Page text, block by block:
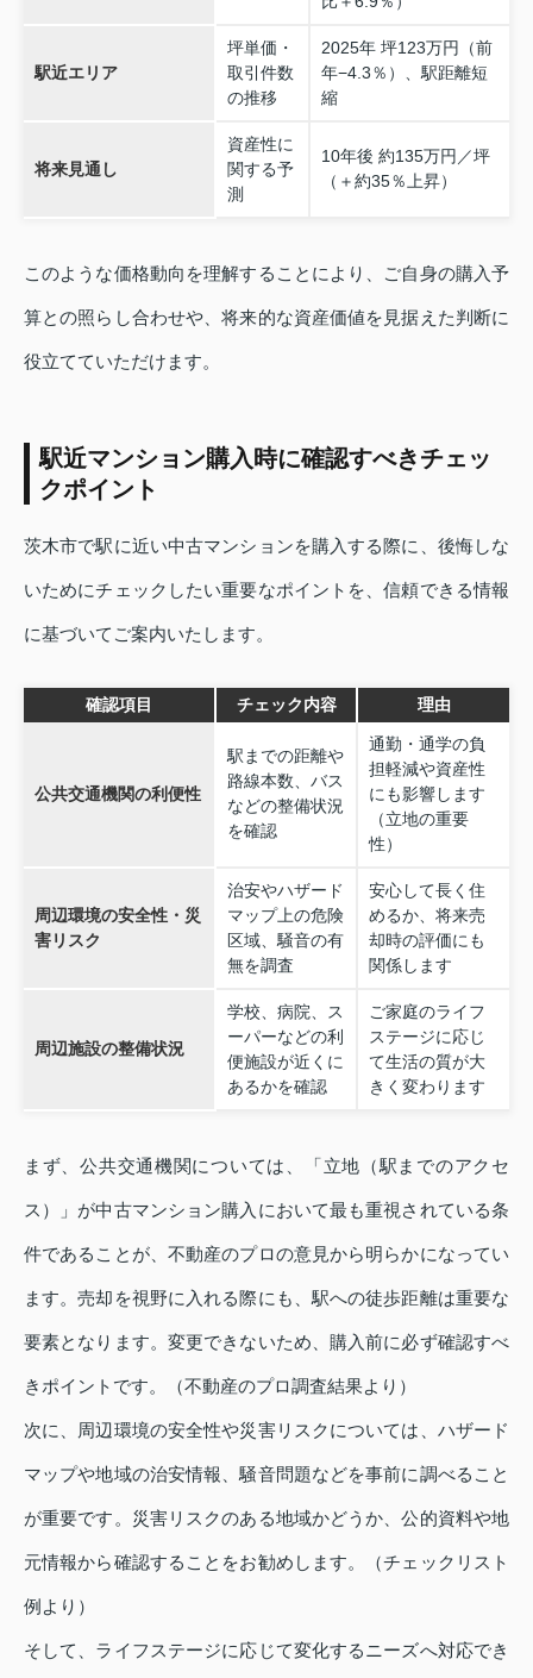
駅近エリア
坪単価・
取引件数
の推移
2025年 坪123万円（前
年−4.3％）、駅距離短
縮
将来見通し
資産性に
関する予
測
10年後 約135万円／坪
（＋約35％上昇）
このような価格動向を理解することにより、ご自身の購入予
算との照らし合わせや、将来的な資産価値を見据えた判断に
役立てていただけます。
駅近マンション購入時に確認すべきチェッ
クポイント
茨木市で駅に近い中古マンションを購入する際に、後悔しな
いためにチェックしたい重要なポイントを、信頼できる情報
に基づいてご案内いたします。
確認項目 チェック内容 理由
公共交通機関の利便性
駅までの距離や
路線本数、バス
などの整備状況
を確認
通勤・通学の負
担軽減や資産性
にも影響します
（立地の重要
性）
周辺環境の安全性・災
害リスク
治安やハザード
マップ上の危険
区域、騒音の有
無を調査
安心して長く住
めるか、将来売
却時の評価にも
関係します
周辺施設の整備状況
学校、病院、ス
ーパーなどの利
便施設が近くに
あるかを確認
ご家庭のライフ
ステージに応じ
て生活の質が大
きく変わります
まず、公共交通機関については、「立地（駅までのアクセ
ス）」が中古マンション購入において最も重視されている条
件であることが、不動産のプロの意見から明らかになってい
ます。売却を視野に入れる際にも、駅への徒歩距離は重要な
要素となります。変更できないため、購入前に必ず確認すべ
きポイントです。（不動産のプロ調査結果より）
次に、周辺環境の安全性や災害リスクについては、ハザード
マップや地域の治安情報、騒音問題などを事前に調べること
が重要です。災害リスクのある地域かどうか、公的資料や地
元情報から確認することをお勧めします。（チェックリスト
例より）
そして、ライフステージに応じて変化するニーズへ対応でき